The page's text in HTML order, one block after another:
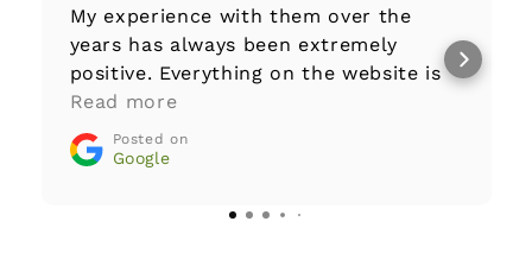
My experience with them over the
years has always been extremely
positive. Everything on the website is
well-documented to begin with,
customer service answers questions
and requests with great care and
stands behind its products. Greatly
Read more
Posted on
Google